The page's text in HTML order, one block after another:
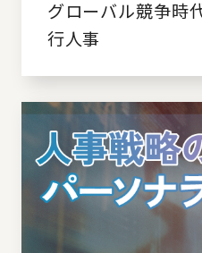
グローバル競争時
行人事